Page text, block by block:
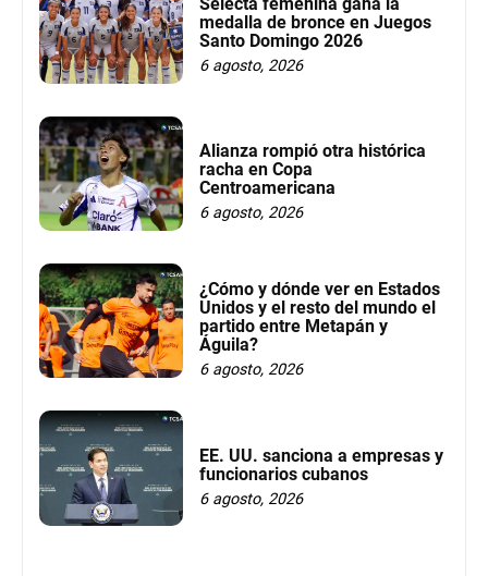
medalla de bronce en Juegos
Santo Domingo 2026
6 agosto, 2026
Alianza rompió otra histórica
racha en Copa
Centroamericana
6 agosto, 2026
¿Cómo y dónde ver en Estados
Unidos y el resto del mundo el
partido entre Metapán y
Águila?
6 agosto, 2026
EE. UU. sanciona a empresas y
funcionarios cubanos
6 agosto, 2026